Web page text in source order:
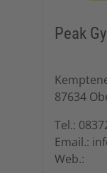
Peak
87634
Tel.:
Email.:
Web.: